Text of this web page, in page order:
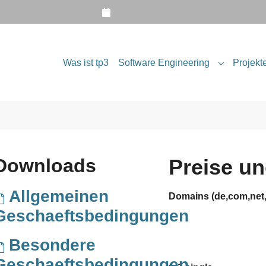
Was ist tp3 Software Engineering
Submenu
Preise
Domains
Allgemeinen
Besondere